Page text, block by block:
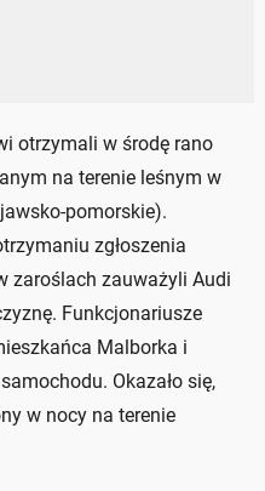
otrzymali w środę rano
na terenie leśnym w
pomorskie).
zgłoszenia
zaroślach zauważyli Audi
Funkcjonariusze
Malborka i
Okazało się,
w nocy na terenie